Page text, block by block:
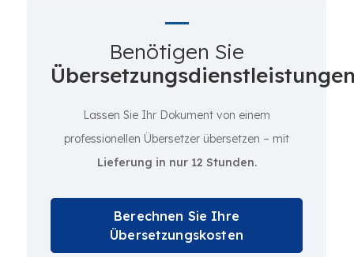
Benötigen Sie
Lassen Sie Ihr Dokument von einem
professionellen Übersetzer übersetzen – mit
Lieferung in nur 12 Stunden.
Berechnen Sie Ihre
Übersetzungskosten